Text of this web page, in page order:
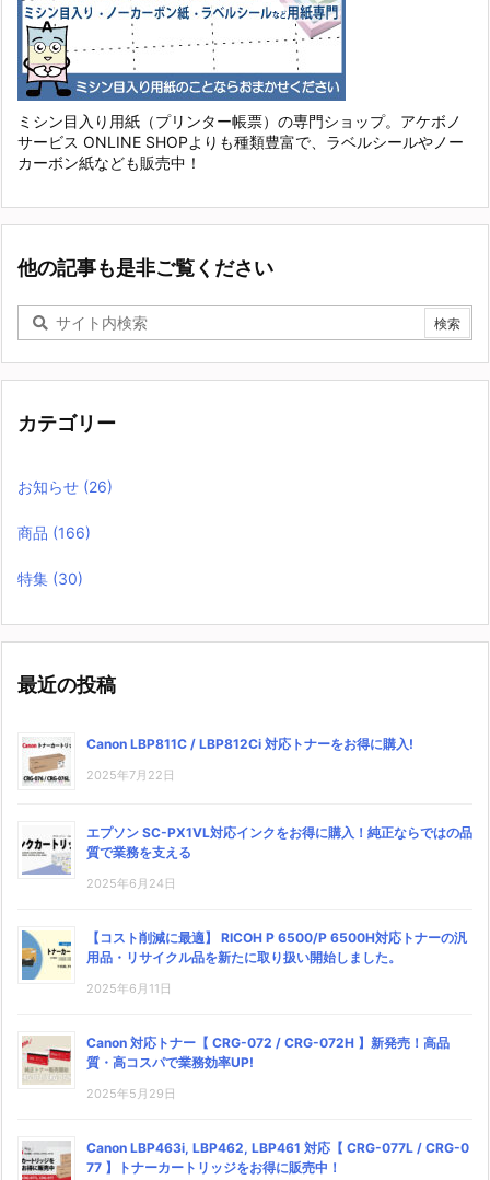
ミシン目入り用紙（プリンター帳票）の専門ショップ。アケボノ
サービス ONLINE SHOPよりも種類豊富で、ラベルシールやノー
カーボン紙なども販売中！
他の記事も是非ご覧ください
カテゴリー
お知らせ (26)
商品 (166)
特集 (30)
最近の投稿
Canon LBP811C / LBP812Ci 対応トナーをお得に購入!
2025年7月22日
エプソン SC-PX1VL対応インクをお得に購入！純正ならではの品
質で業務を支える
2025年6月24日
【コスト削減に最適】 RICOH P 6500/P 6500H対応トナーの汎
用品・リサイクル品を新たに取り扱い開始しました。
2025年6月11日
Canon 対応トナー【 CRG-072 / CRG-072H 】新発売！高品
質・高コスパで業務効率UP!
2025年5月29日
Canon LBP463i, LBP462, LBP461 対応【 CRG-077L / CRG-0
77 】トナーカートリッジをお得に販売中！